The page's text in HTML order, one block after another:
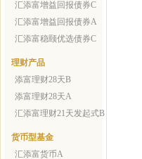
汇添富增益回报债券C
汇添富增益回报债券A
汇添富稳颐优选债券C
理财产品
添富理财28天B
添富理财28天A
汇添富理财21天发起式B
货币型基金
汇添富货币A